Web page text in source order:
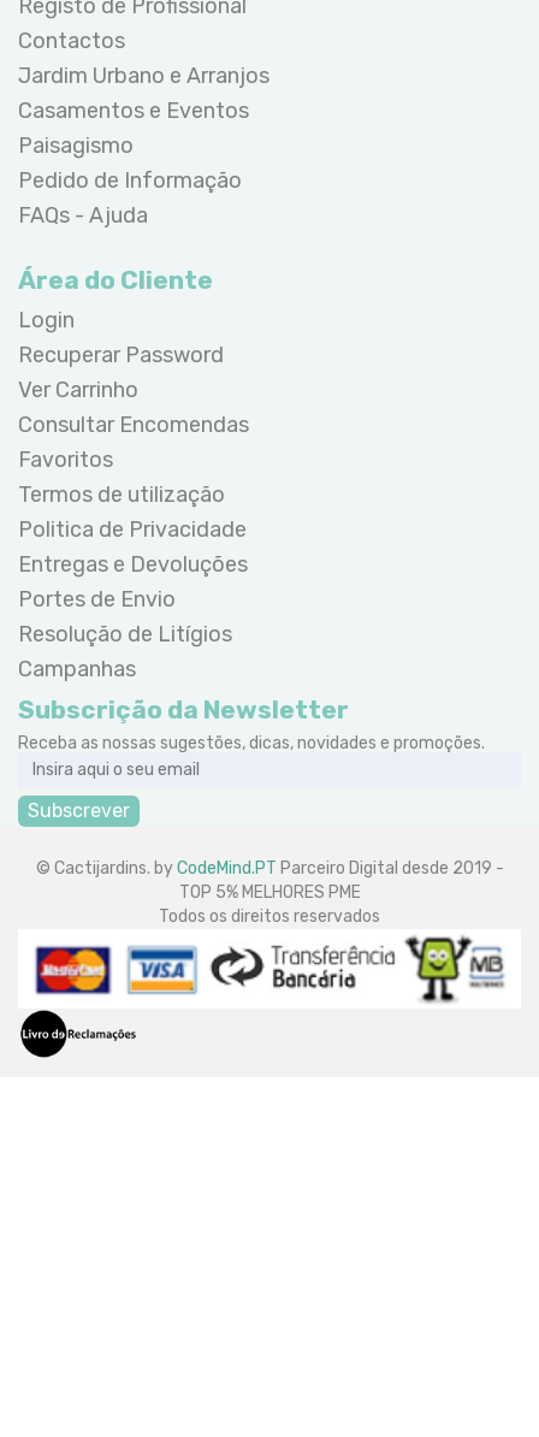
Registo de Profissional
Contactos
Jardim Urbano e Arranjos
Casamentos e Eventos
Paisagismo
Pedido de Informação
FAQs - Ajuda
Área do Cliente
Login
Recuperar Password
Ver Carrinho
Consultar Encomendas
Favoritos
Termos de utilização
Politica de Privacidade
Entregas e Devoluções
Portes de Envio
Resolução de Litígios
Campanhas
Subscrição da Newsletter
Receba as nossas sugestões, dicas, novidades e promoções.
Subscrever
© Cactijardins. byCodeMind.PT Parceiro Digital desde 2019 -
TOP 5% MELHORES PME
Todos os direitos reservados